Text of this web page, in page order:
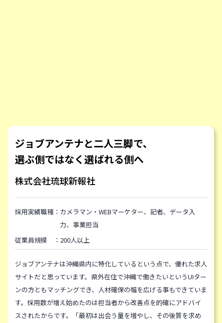
ジョブアンテナと二人三脚で、
選ぶ側ではなく選ばれる側へ
株式会社琉球新報社
採用実績職種： カメラマン・WEBマーケター、記者、データ入
力、事業担当
従業員規模 ：200人以上
ジョブアンテナは沖縄県内に特化しているという点で、優れた求人
サイトだと思っています。県外在住で沖縄で働きたいというUIター
ンの方ともマッチングでき、人材確保の幅を広げる事もできていま
す。採用数が増え始めたのは担当者から改善点を的確にアドバイ
スされたからです。「最初は出会う量を増やし、その後質を求め